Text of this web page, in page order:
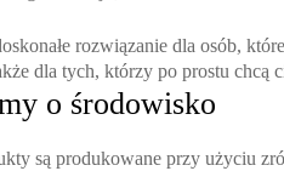
rozwiązanie dla osób,
dla tych, którzy po prostu chcą
o środowisko
są produkowane przy użyciu